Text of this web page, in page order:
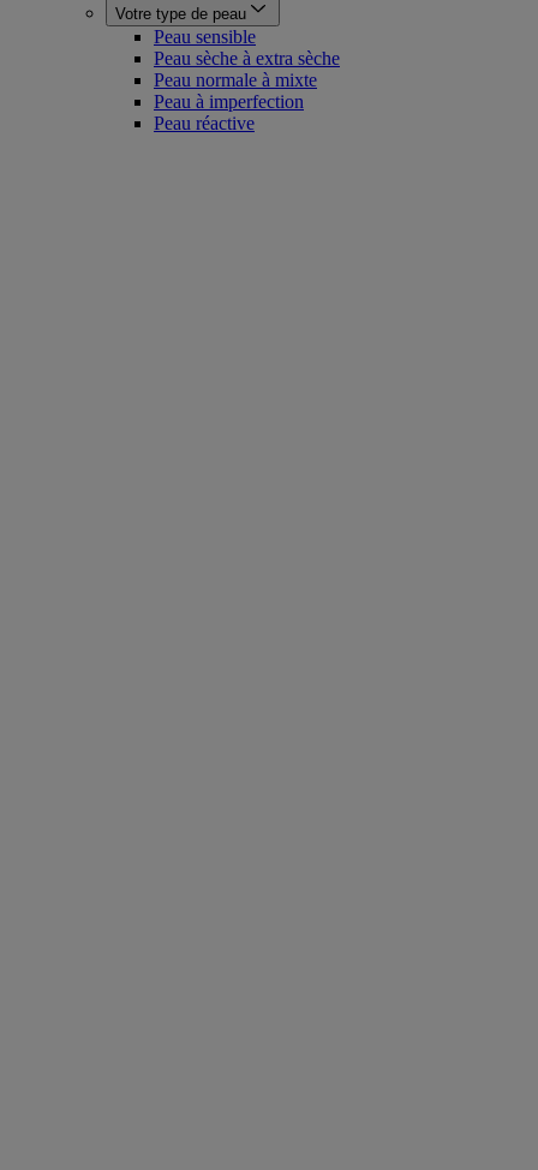
Votre type de peau
Peau sensible
Peau sèche à extra sèche
Peau normale à mixte
Peau à imperfection
Peau réactive